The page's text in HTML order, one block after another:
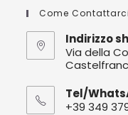
Come Contattarci
Indirizzo
Via della
Tel/
+39 349